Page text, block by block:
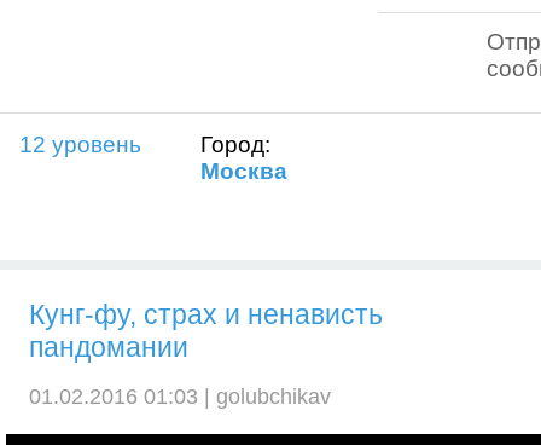
12 уровень
Город:
Москва
Кунг-фу, страх и ненависть
пандомании
01.02.2016 01:03 | golubchikav